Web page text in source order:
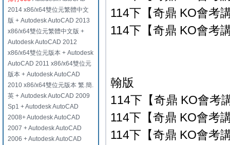
2014 x86/x64雙位元繁體中文
版 + Autodesk AutoCAD 2013
x86/x64雙位元繁體中文版 +
Autodesk AutoCAD 2012
x86/x64雙位元版本 + Autodesk
AutoCAD 2011 x86/x64雙位元
版本 + Autodesk AutoCAD
2010 x86/x64雙位元版本 繁.簡.
英 + Autodesk AutoCAD 2009
Sp1 + Autodesk AutoCAD
2008+ Autodesk AutoCAD
2007 + Autodesk AutoCAD
2006 + Autodesk AutoCAD
114下【奇鼎 KO會考
114下【奇鼎 KO會考
翰版
114下【奇鼎 KO會考
114下【奇鼎 KO會考
114下【奇鼎 KO會考